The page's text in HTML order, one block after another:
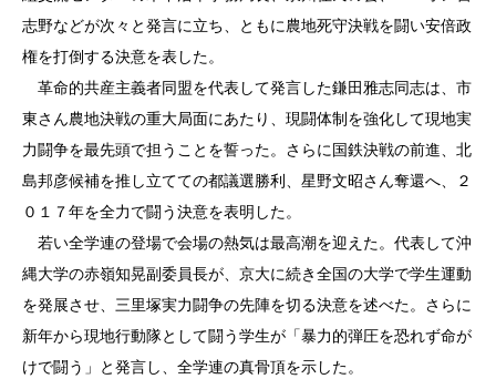
志野などが次々と発言に立ち、ともに農地死守決戦を闘い安倍政
権を打倒する決意を表した。
革命的共産主義者同盟を代表して発言した鎌田雅志同志は、市
東さん農地決戦の重大局面にあたり、現闘体制を強化して現地実
力闘争を最先頭で担うことを誓った。さらに国鉄決戦の前進、北
島邦彦候補を推し立てての都議選勝利、星野文昭さん奪還へ、２
０１７年を全力で闘う決意を表明した。
若い全学連の登場で会場の熱気は最高潮を迎えた。代表して沖
縄大学の赤嶺知晃副委員長が、京大に続き全国の大学で学生運動
を発展させ、三里塚実力闘争の先陣を切る決意を述べた。さらに
新年から現地行動隊として闘う学生が「暴力的弾圧を恐れず命が
けで闘う」と発言し、全学連の真骨頂を示した。